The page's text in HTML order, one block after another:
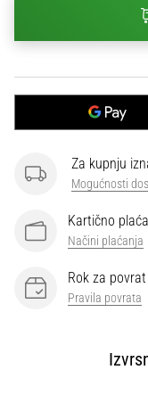
Nike,
adidas
PUMA.
dio
utakmice,
gola…
Prikaži
Za kupnju
Mogućnosti
Kartično
Načini plaćanja
Rok za
Pravila povrata